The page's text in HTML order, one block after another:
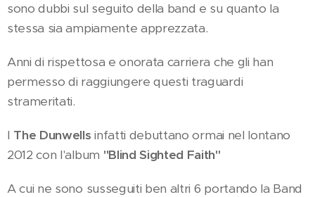
sono dubbi sul seguito della band e su quanto la
stessa sia ampiamente apprezzata.
Anni di rispettosa e onorata carriera che gli han
permesso di raggiungere questi traguardi
strameritati.
I The Dunwells infatti debuttano ormai nel lontano
2012 con l'album "Blind Sighted Faith"
A cui ne sono susseguiti ben altri 6 portando la Band